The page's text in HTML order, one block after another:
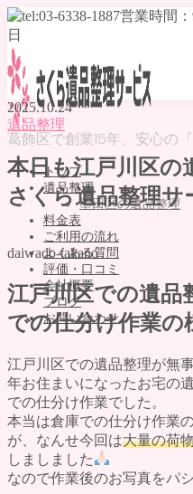
葛飾区で創業15年、安心の
トップ
遺品整理
墨田区の遺品整理
料金表
ご利用の流れ
よくある質問
評価・口コミ
会社概要
ブログ
お問い合わせ
トップ
遺品整理
墨田区の遺品整
料金表
ご利用の流れ
よくある質問
2025.10.24
遺品整理
本日も江戸川区の
さくら遺品整理サ
daiwado-takano
江戸川区での遺品
での仕分け作業の
江戸川区での遺品整理が無
年お住まいになったお宅の
での仕分け作業でした。
本当は倉庫での仕分け作業
が、なんせ今回は大量の荷
しましました
なので作業後のお写真をパ